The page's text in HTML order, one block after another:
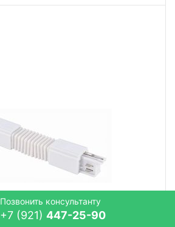
Позвонить консультанту
+7 (921) 447-25-90